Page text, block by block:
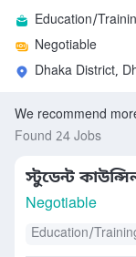
Education/
Negotiable
Dhaka District,
We recommend
Found 24 Jobs
স্টুডেন্ট
Negotiable
Education/